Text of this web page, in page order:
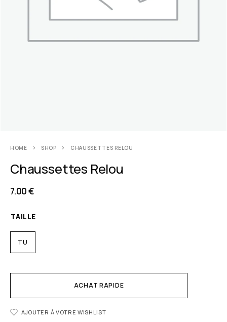
HOME SHOP CHAUSSETTES RELOU
Chaussettes Relou
7.00€
TAILLE
TU
ACHAT RAPIDE
AJOUTER À VOTRE WISHLIST